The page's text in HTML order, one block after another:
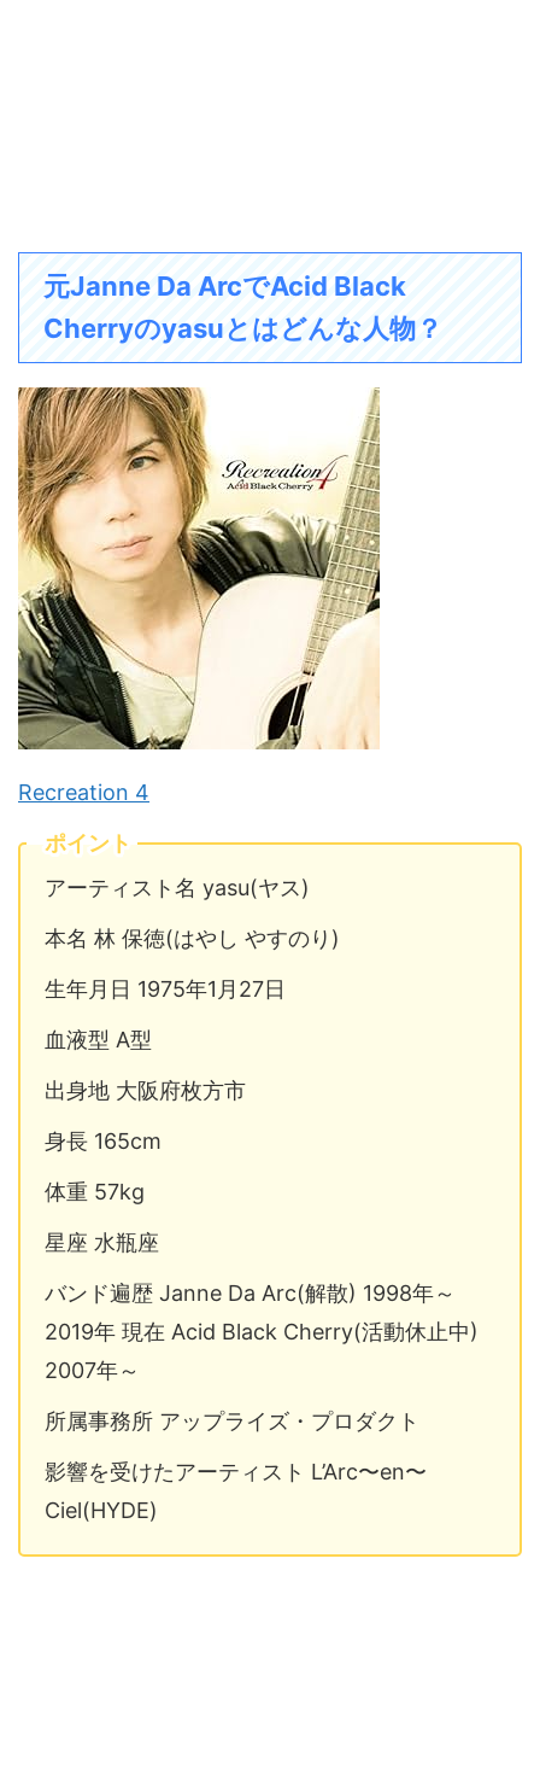
元Janne Da ArcでAcid Black
Cherryのyasuとはどんな人物？
Recreation 4
ポイント
アーティスト名 yasu(ヤス)
本名 林 保徳(はやし やすのり)
生年月日 1975年1月27日
血液型 A型
出身地 大阪府枚方市
身長 165cm
体重 57kg
星座 水瓶座
バンド遍歴 Janne Da Arc(解散) 1998年～
2019年 現在 Acid Black Cherry(活動休止中)
2007年～
所属事務所 アップライズ・プロダクト
影響を受けたアーティスト L’Arc〜en〜
Ciel(HYDE)